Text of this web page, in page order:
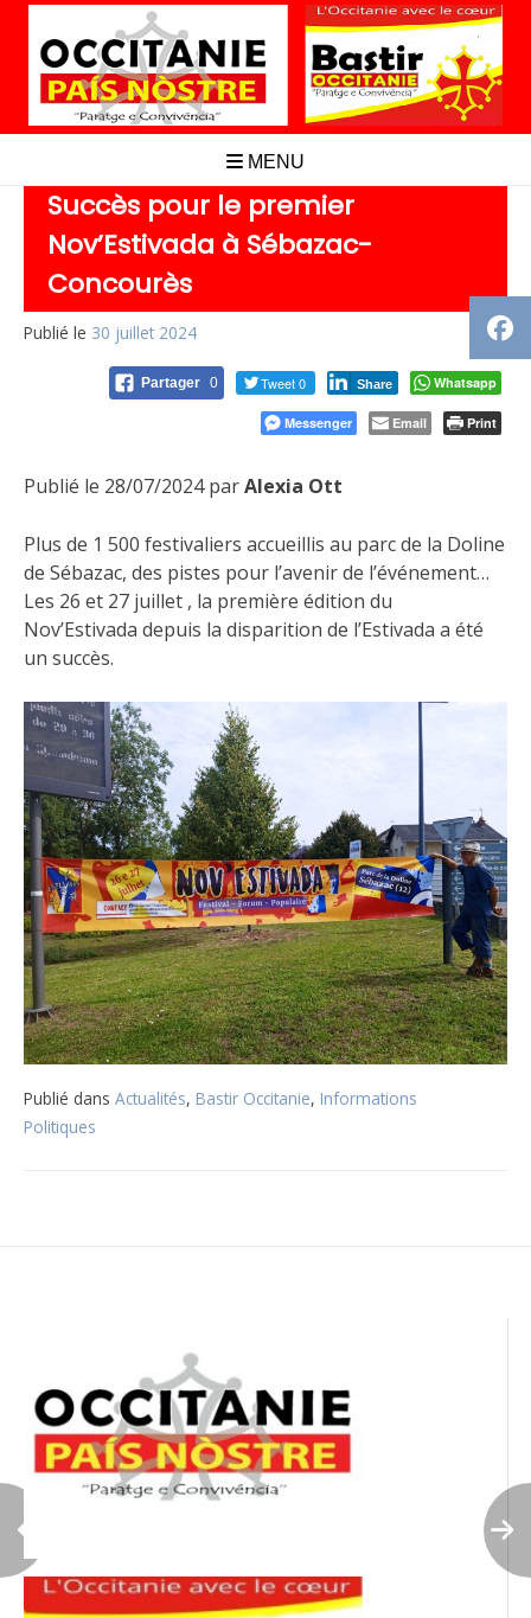
Aller
contenu
MENU
Succès pour le premier
Nov’Estivada à Sébazac-
Concourès
Publié le 30 juillet 2024
Partager 0 Tweet 0 Share Whatsapp
Messenger Email Print
Publié le 28/07/2024 parAlexia Ott
Plus de 1 500 festivaliers accueillis au parc de la Doline
de Sébazac, des pistes pour l’avenir de l’événement…
Les 26 et 27 juillet , la première édition du
Nov’Estivada depuis la disparition de l’Estivada a été
un succès.
Publié dans Actualités, Bastir Occitanie, Informations
Politiques